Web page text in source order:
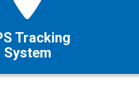
Tracking
System